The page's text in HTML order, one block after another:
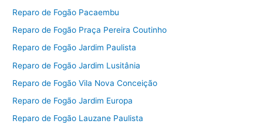
Reparo de Fogão Pacaembu
Reparo de Fogão Praça Pereira Coutinho
Reparo de Fogão Jardim Paulista
Reparo de Fogão Jardim Lusitânia
Reparo de Fogão Vila Nova Conceição
Reparo de Fogão Jardim Europa
Reparo de Fogão Lauzane Paulista